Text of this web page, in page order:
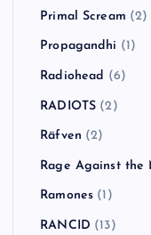
Primal Scream (2)
Propagandhi (1)
Radiohead (6)
RADIOTS (2)
Räfven (2)
Rage Against the
Ramones (1)
RANCID (13)